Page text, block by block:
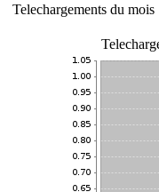
Telechargements du mois